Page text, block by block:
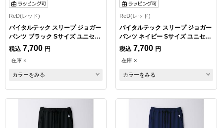
ReD(レッド)
バイタルテック スリープ ジョガー
パンツ ブラック Sサイズ ユニセッ
クス
税込 7,700 円
在庫 ×
カラーをみる
ReD(レッド)
バイタルテック スリープ ジョガー
パンツ ネイビー Sサイズ ユニセッ
クス
税込 7,700 円
在庫 ×
カラーをみる